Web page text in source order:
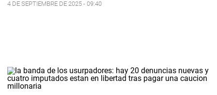
4 DE SEPTIEMBRE DE 2025 - 09:40